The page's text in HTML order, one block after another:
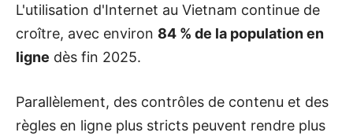
L'utilisation d'Internet au Vietnam continue de
croître, avec environ 84 % de la population en
ligne dès fin 2025.
Parallèlement, des contrôles de contenu et des
règles en ligne plus stricts peuvent rendre plus